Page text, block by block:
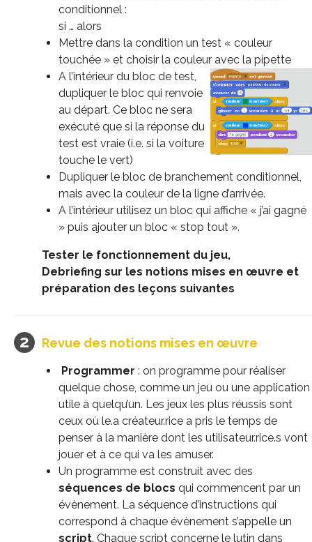
conditionnel :
si … alors
Mettre dans la condition un test « couleur
touchée » et choisir la couleur avec la pipette
A l’intérieur du bloc de test,
dupliquer le bloc qui renvoie
au départ. Ce bloc ne sera
exécuté que si la réponse du
test est vraie (i.e. si la voiture
touche le vert)
Dupliquer le bloc de branchement conditionnel,
mais avec la couleur de la ligne d’arrivée.
A l’intérieur utilisez un bloc qui affiche « j’ai gagné
» puis ajouter un bloc « stop tout ».
Tester le fonctionnement du jeu,
Debriefing sur les notions mises en œuvre et
préparation des leçons suivantes
Revue des notions mises en œuvre
Programmer : on programme pour réaliser
quelque chose, comme un jeu ou une application
utile à quelqu’un. Les jeux les plus réussis sont
ceux où le.a créateur.rice a pris le temps de
penser à la manière dont les utilisateur.rice.s vont
jouer et à ce qui va les amuser.
Un programme est construit avec des
séquences de blocs qui commencent par un
évènement. La séquence d’instructions qui
correspond à chaque évènement s’appelle un
script. Chaque script concerne le lutin dans